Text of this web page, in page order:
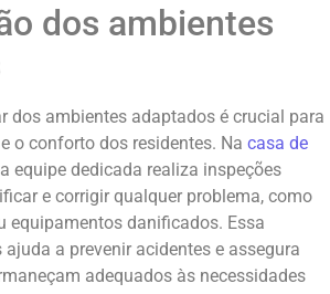
dos ambientes
dos ambientes adaptados é crucial para
o conforto dos residentes. Na casa de
equipe dedicada realiza inspeções
e corrigir qualquer problema, como
equipamentos danificados. Essa
a prevenir acidentes e assegura
adequados às necessidades